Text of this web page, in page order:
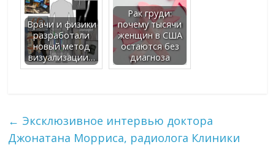
Врачи и физики
разработали
новый метод
визуализации…
Рак груди:
почему тысячи
женщин в США
остаются без
диагноза
← Эксклюзивное интервью доктора
Джонатана Морриса, радиолога Клиники